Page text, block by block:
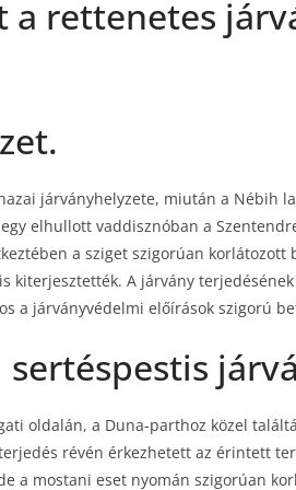
rettenetes
járványhelyzete, miután a Nébih
elhullott vaddisznóban a
a sziget szigorúan korlátozott
A járvány terjedésének
a járványvédelmi előírások szigorú
oldalán, a Duna-parthoz közel
révén érkezhetett az érintett
a mostani eset nyomán szigorúan